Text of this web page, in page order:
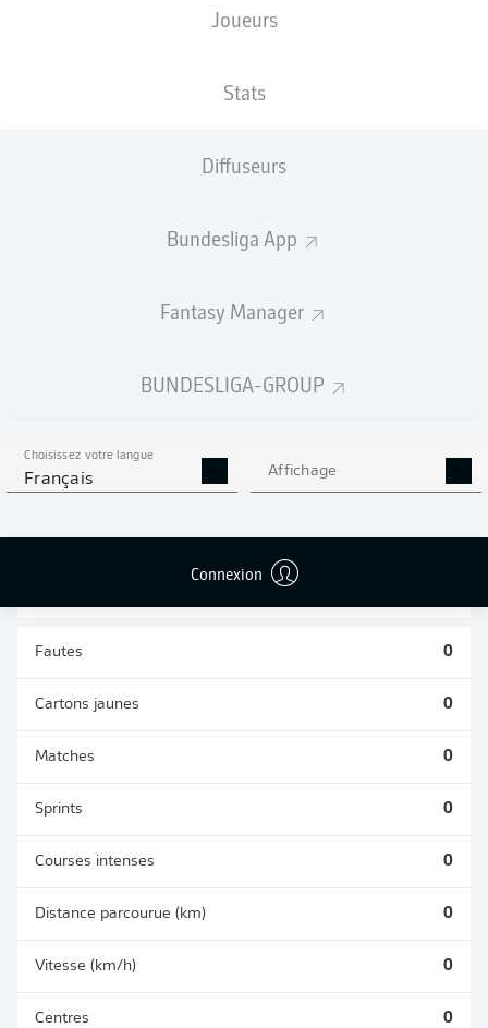
Joueurs
Stats
Diffuseurs
Bundesliga App
Fantasy Manager
BUNDESLIGA-GROUP
Choisissez votre langue
Français Affichage
Connexion
STATS DE LA SAISON
2026/2027
0
AÉRIENS
0
Fautes 0
Cartons jaunes 0
Matches 0
Sprints 0
Courses intenses 0
Distance parcourue (km) 0
Vitesse (km/h) 0
Centres 0